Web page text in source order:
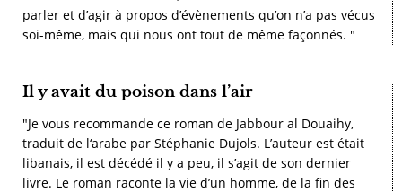
parler et d’agir à propos d’évènements qu’on n’a pas vécus
soi-même, mais qui nous ont tout de même façonnés. "
Il y avait du poison dans l’air
"Je vous recommande ce roman de Jabbour al Douaihy,
traduit de l‘arabe par Stéphanie Dujols. L’auteur est était
libanais, il est décédé il y a peu, il s’agit de son dernier
livre. Le roman raconte la vie d’un homme, de la fin des